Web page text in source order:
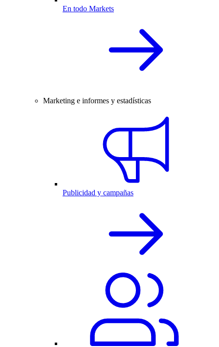
En todo Markets
Marketing e informes y estadísticas
Publicidad y campañas